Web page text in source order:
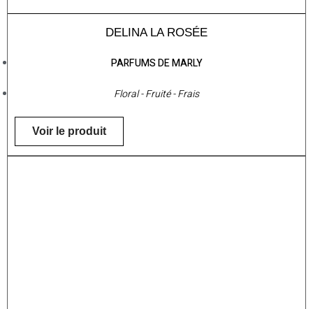
DELINA LA ROSÉE
PARFUMS DE MARLY
Floral - Fruité - Frais
Voir le produit